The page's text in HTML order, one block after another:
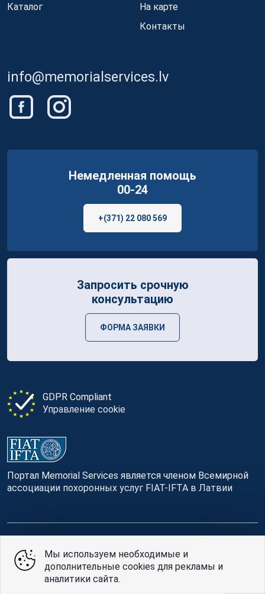
Каталог
На карте
Контакты
info@memorialservices.lv
GDPR Compliant
Управление cookie
Портал Memorial Services является членом Всемирной
ассоциации похоронных услуг FIAT-IFTA в Латвии
Немедленная помощь
00-24
+(371) 22 080 569
Запросить срочную
консультацию
ФОРМА ЗАЯВКИ
© Memorial Services, 2016 — 2026 pr3-g
Политике конфиденциальностииусловия
использования
Мы используем необходимые и
дополнительные cookies для рекламы и
аналитики сайта.